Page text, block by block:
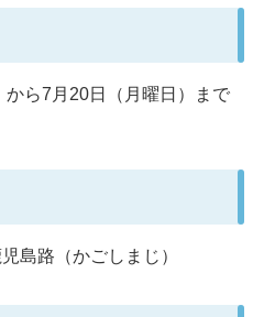
ら7月20日（月曜日）まで
島路（かごしまじ）